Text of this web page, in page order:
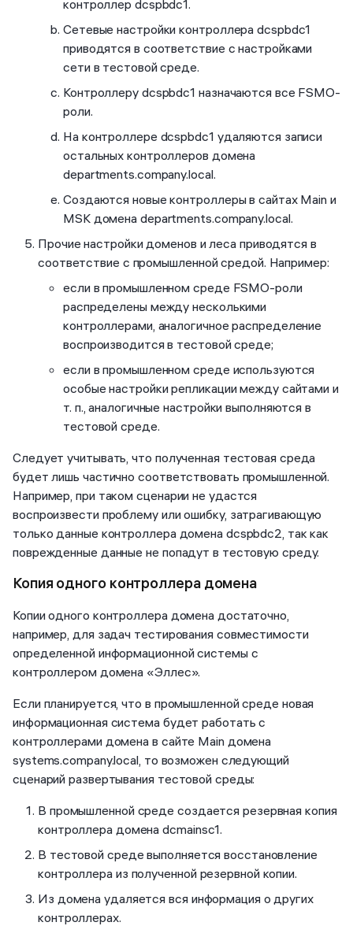
контроллер dcspbdc1.
Сетевые настройки контроллера dcspbdc1
приводятся в соответствие с настройками
сети в тестовой среде.
Контроллеру dcspbdc1 назначаются все FSMO-
роли.
На контроллере dcspbdc1 удаляются записи
остальных контроллеров домена
departments.company.local.
Создаются новые контроллеры в сайтах Main и
MSK домена departments.company.local.
Прочие настройки доменов и леса приводятся в
соответствие с промышленной средой. Например:
если в промышленном среде FSMO-роли
распределены между несколькими
контроллерами, аналогичное распределение
воспроизводится в тестовой среде;
если в промышленном среде используются
особые настройки репликации между сайтами и
т. п., аналогичные настройки выполняются в
тестовой среде.
Следует учитывать, что полученная тестовая среда
будет лишь частично соответствовать промышленной.
Например, при таком сценарии не удастся
воспроизвести проблему или ошибку, затрагивающую
только данные контроллера домена dcspbdc2, так как
поврежденные данные не попадут в тестовую среду.
Копия одного контроллера домена
Копии одного контроллера домена достаточно,
например, для задач тестирования совместимости
определенной информационной системы с
контроллером домена «Эллес».
Если планируется, что в промышленной среде новая
информационная система будет работать с
контроллерами домена в сайте Main домена
systems.company.local, то возможен следующий
сценарий развертывания тестовой среды:
В промышленной среде создается резервная копия
контроллера домена dcmainsc1.
В тестовой среде выполняется восстановление
контроллера из полученной резервной копии.
Из домена удаляется вся информация о других
контроллерах.